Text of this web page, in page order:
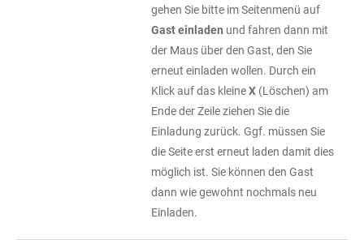
gehen Sie bitte im Seitenmenü auf
Gast einladen und fahren dann mit
der Maus über den Gast, den Sie
erneut einladen wollen. Durch ein
Klick auf das kleineX (Löschen) am
Ende der Zeile ziehen Sie die
Einladung zurück. Ggf. müssen Sie
die Seite erst erneut laden damit dies
möglich ist. Sie können den Gast
dann wie gewohnt nochmals neu
Einladen.